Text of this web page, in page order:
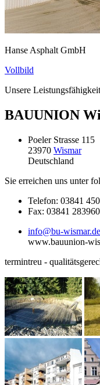
Hanse Asphalt GmbH
Vollbild
Unsere
BAUUNION
Poeler Strasse 115
23970 Wismar
Deutschland
Sie erreichen uns unter
Telefon: 03841
Fax: 03841 283960
info@bu-wismar.de
www.bauunion-
termintreu -